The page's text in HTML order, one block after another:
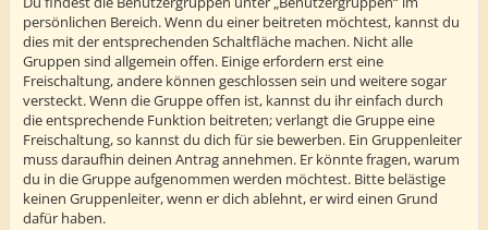
persönlichen Bereich. Wenn du einer beitreten möchtest, kannst du
dies mit der entsprechenden Schaltfläche machen. Nicht alle
Gruppen sind allgemein offen. Einige erfordern erst eine
Freischaltung, andere können geschlossen sein und weitere sogar
versteckt. Wenn die Gruppe offen ist, kannst du ihr einfach durch
die entsprechende Funktion beitreten; verlangt die Gruppe eine
Freischaltung, so kannst du dich für sie bewerben. Ein Gruppenleiter
muss daraufhin deinen Antrag annehmen. Er könnte fragen, warum
du in die Gruppe aufgenommen werden möchtest. Bitte belästige
keinen Gruppenleiter, wenn er dich ablehnt, er wird einen Grund
dafür haben.